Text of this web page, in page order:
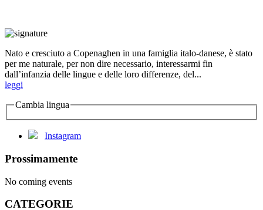
Nato e cresciuto a Copenaghen in una famiglia italo-danese, è stato
per me naturale, per non dire necessario, interessarmi fin
dall’infanzia delle lingue e delle loro differenze, del...
leggi
Cambia lingua
Instagram
Prossimamente
No coming events
CATEGORIE